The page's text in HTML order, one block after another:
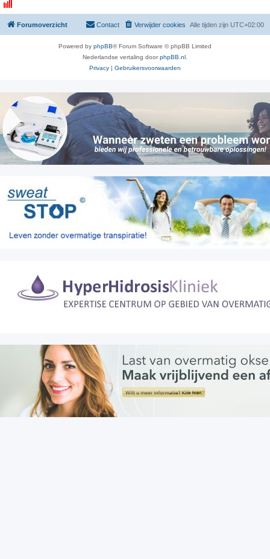
Forumoverzicht Alle tijden zijn UTC+02:00
Verwijder cookies
Contact
Powered by phpBB® Forum Software © phpBB Limited
Nederlandse vertaling doorphpBB.nl
Privacy | Gebruikersvoorwaarden